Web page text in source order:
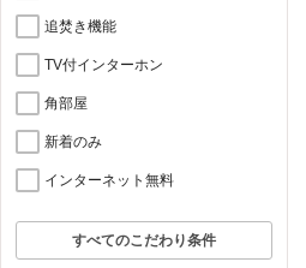
追焚き機能
TV付インターホン
角部屋
新着のみ
インターネット無料
すべてのこだわり条件